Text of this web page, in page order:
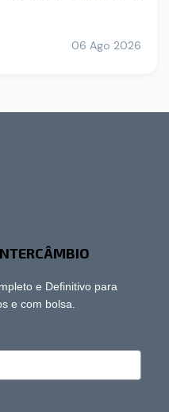
06 Ago 2026
e Definitivo para
e com bolsa.